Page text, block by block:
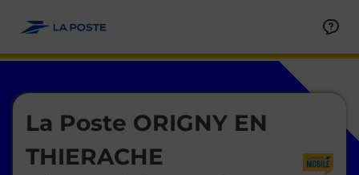
La Poste ORIGNY EN
THIERACHE
Le lien s'ouvre dans un nouvel onglet